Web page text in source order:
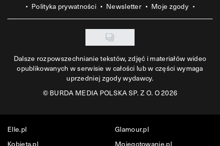
Polityka prywatności
Newsletter Moje zgody
Dalsze rozpowszechnianie tekstów, zdjęć i materiałów wideo
opublikowanych w serwisie w całości lub w części wymaga
uprzedniej zgody wydawcy.
©BURDA MEDIA POLSKA SP. Z O. O 2026
Elle.pl
Glamour.pl
Kobieta.pl
Mojegotowanie.pl